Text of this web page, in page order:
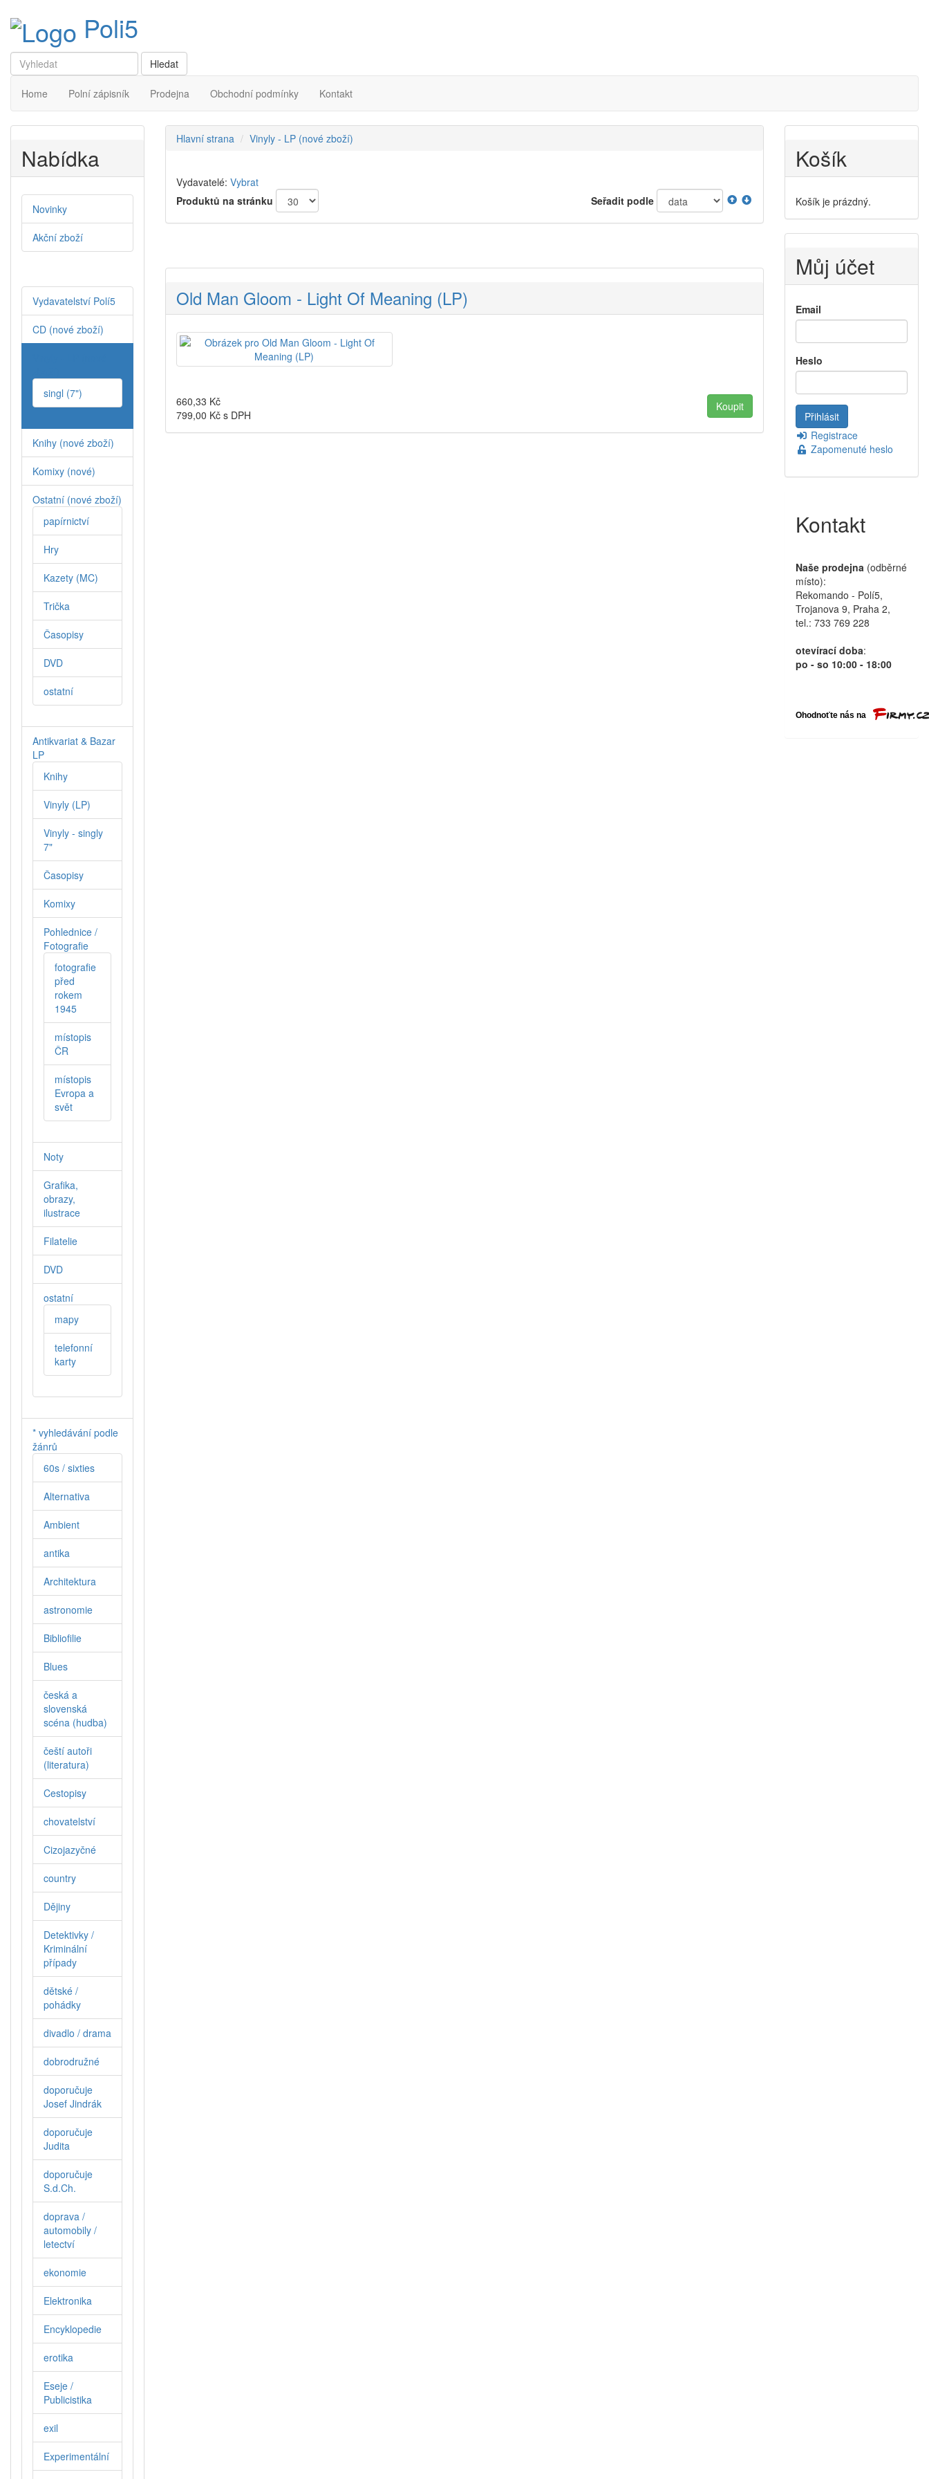
Poli5
Home Polní zápisník Prodejna Obchodní podmínky Kontakt
Hlavní strana Vinyly - LP (nové zboží)
Vydavatelé: Vybrat
Produktů na stránku
Seřadit podle
Old Man Gloom - Light Of Meaning (LP)
660,33 Kč
799,00 Kč s DPH
Nabídka
Novinky
Akční zboží
Vydavatelství Polí5
CD (nové zboží)
singl (7")
Knihy (nové zboží)
Komixy (nové)
Ostatní (nové zboží)
papírnictví
Hry
Kazety (MC)
Trička
Časopisy
DVD
ostatní
Antikvariat & Bazar
LP
Knihy
Vinyly (LP)
Vinyly - singly
7"
Časopisy
Komixy
Pohlednice /
Fotografie
fotografie
před
rokem
1945
místopis
ČR
místopis
Evropa a
svět
Noty
Grafika,
obrazy,
ilustrace
Filatelie
DVD
ostatní
mapy
telefonní
karty
* vyhledávání podle
žánrů
60s / sixties
Alternativa
Ambient
antika
Architektura
astronomie
Bibliofilie
Blues
česká a
slovenská
scéna (hudba)
čeští autoři
(literatura)
Cestopisy
chovatelství
Cizojazyčné
country
Dějiny
Detektivky /
Kriminální
případy
dětské /
pohádky
divadlo / drama
dobrodružné
doporučuje
Josef Jindrák
doporučuje
Judita
doporučuje
S.d.Ch.
doprava /
automobily /
letectví
ekonomie
Elektronika
Encyklopedie
erotika
Eseje /
Publicistika
exil
Experimentální
Košík
Košík je prázdný.
Můj účet
Email
Heslo
Registrace
Zapomenuté heslo
Kontakt
Naše prodejna (odběrné
místo):
Rekomando - Polí5,
Trojanova 9, Praha 2,
tel.: 733 769 228
otevírací doba:
po - so 10:00 - 18:00